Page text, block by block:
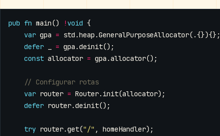
pub fn main() ! void {
var gpa = std .heap .GeneralPurposeAllocator(.{}){};
defer
= gpa .deinit();
const allocator = gpa .allocator();
var router = Router. init(allocator);
defer router.deinit();
try router.get("/" , homeHandler);